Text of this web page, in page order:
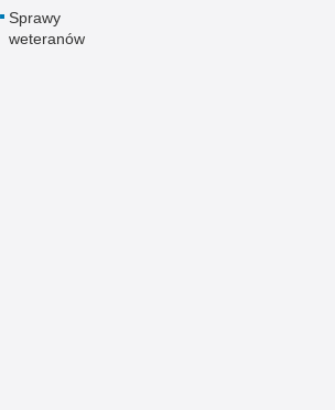
Oszustwa
Sprawy
weteranów